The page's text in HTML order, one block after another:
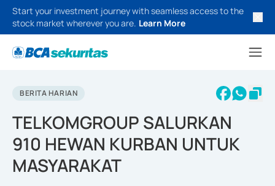
Start your investment journey with seamless access to the
stock market wherever you are. Learn More
BERITA HARIAN
TELKOMGROUP SALURKAN
910 HEWAN KURBAN UNTUK
MASYARAKAT